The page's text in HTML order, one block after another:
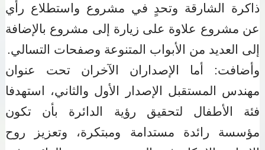
ذاكرة الشارقة وتحدٍ في مشروع واستطلاع رأي
عن مشروع علاوة على زيارة إلى مشروع بالإضافة
إلى العديد من الأبواب المتنوعة وصفحات التسالي.
وأضافت: أما الإصداران الآخرانتحت عنوان
مهندس المستقبل الإصدار الأول والثاني،
استهدفا
فئة الأطفال لتحقيق رؤية الدائرة بأن تكون
مؤسسة رائدة مستدامة ومبتكرة، وتعزيز روح